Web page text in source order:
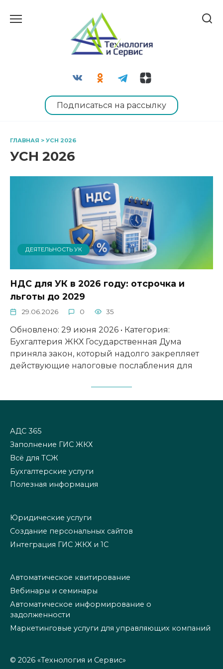
Подписаться на рассылку
ГЛАВНАЯ > УСН 2026
УСН 2026
ДЕЯТЕЛЬНОСТЬ УК
НДС для УК в 2026 году: отсрочка и
льготы до 2029
29.06.2026 0 35
Обновлено: 29 июня 2026 • Категория:
Бухгалтерия ЖКХ Государственная Дума
приняла закон, который надолго закрепляет
действующие налоговые послабления для
АДС 365
Заполнение ГИС ЖКХ
Всё для ТСЖ
Бухгалтерские услуги
Полезная информация
Юридические услуги
Создание персональных сайтов
Интеграция ГИС ЖКХ и 1С
Автоматическое квитирование
Вебинары и семинары
Автоматическое информирование о
задолженности
Маркетинговые услуги для управляющих компаний
© 2026 «Технология и Сервис»